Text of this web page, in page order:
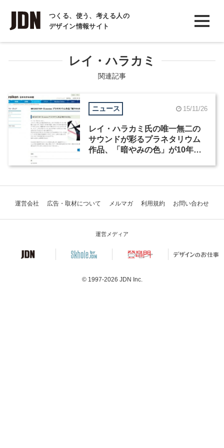
つくる、使う、考える人の
デザイン情報サイト
INTERVIEW
インタビュー
REPORT
COLUMN
コラム
レイ・ハラカミ
関連記事
ニュース 15/11/26
レイ・ハラカミ氏の唯一無二の
サウンドが彩るプラネタリウム
作品、「暗やみの色」が10年ぶ
運営会社 広告・取材について メルマガ 利用規約 お問い合わせ
運営メディア
© 1997-2026 JDN Inc.